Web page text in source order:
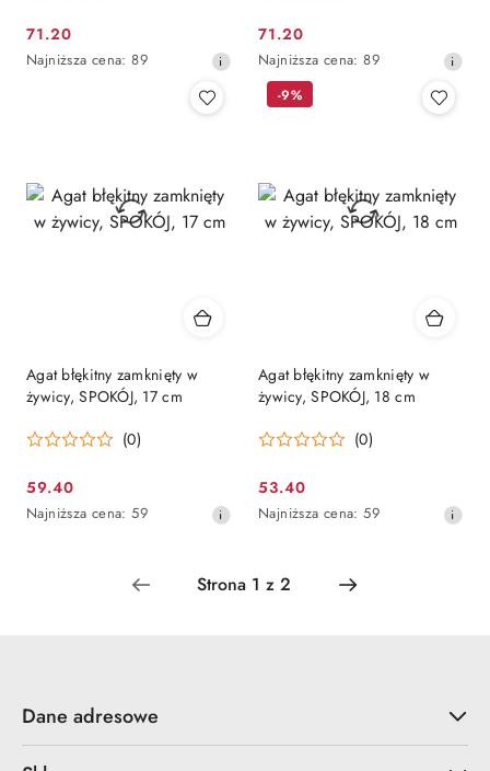
Cena
promocyjna:
71.20
Najniższa
Najniższa cena: 89
Cena
promocyjna:
71.20
Najniższa
cena
Najniższa cena: 89
Agat błękitny zamknięty w
żywicy, SPOKÓJ, 17 cm
(0)
Cena
promocyjna:
59.40
Najniższa
Najniższa cena: 59
Agat błękitny zamknięty w
żywicy, SPOKÓJ, 18 cm
(0)
Cena
promocyjna:
53.40
Najniższa
dni
Najniższa cena: 59
-9%
Dane adresowe